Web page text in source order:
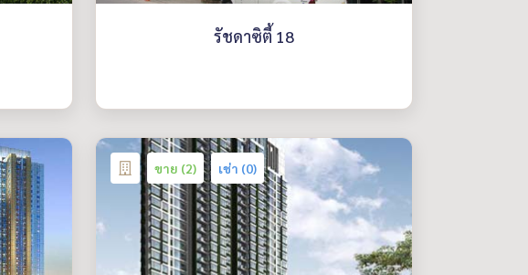
รัชดาซิตี้ 18
ขาย (2) เช่า (0)